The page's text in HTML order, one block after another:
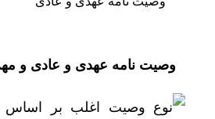
وصیت نامه عهدی و عادی و